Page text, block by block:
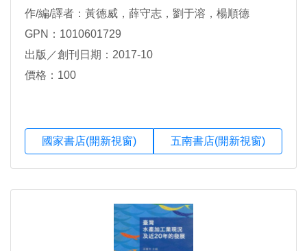
作/編/譯者：黃德威，薛守志，劉于溶，楊順德
GPN：1010601729
出版／創刊日期：2017-10
價格：100
國家書店(開新視窗) 五南書店(開新視窗)